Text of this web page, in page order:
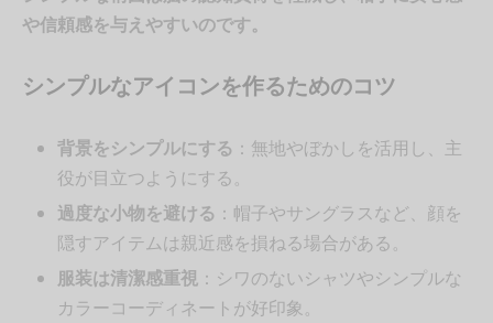
や信頼感を与えやすいのです。
シンプルなアイコンを作るためのコツ
背景をシンプルにする ：無地やぼかしを活用し、主
役が目立つようにする。
過度な小物を避ける ：帽子やサングラスなど、顔を
隠すアイテムは親近感を損ねる場合がある。
服装は清潔感重視：シワのないシャツやシンプルな
カラーコーディネートが好印象。